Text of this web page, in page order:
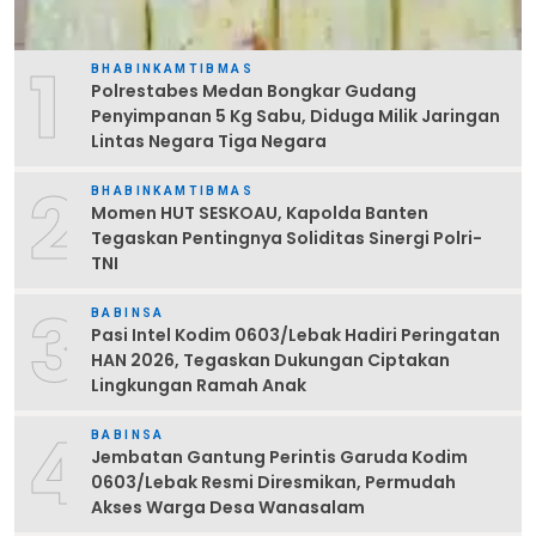
1 BHABINKAMTIBMAS
Polrestabes Medan Bongkar Gudang
Penyimpanan 5 Kg Sabu, Diduga Milik Jaringan
Lintas Negara Tiga Negara
2 BHABINKAMTIBMAS
Momen HUT SESKOAU, Kapolda Banten
Tegaskan Pentingnya Soliditas Sinergi Polri-
TNI
3 BABINSA
Pasi Intel Kodim 0603/Lebak Hadiri Peringatan
HAN 2026, Tegaskan Dukungan Ciptakan
Lingkungan Ramah Anak
4 BABINSA
Jembatan Gantung Perintis Garuda Kodim
0603/Lebak Resmi Diresmikan, Permudah
Akses Warga Desa Wanasalam